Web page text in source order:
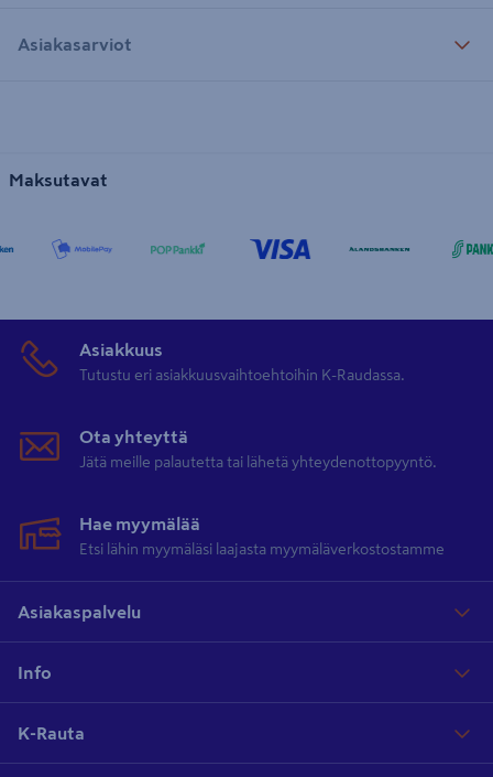
Asiakasarviot
Maksutavat
Asiakkuus
Tutustu eri asiakkuusvaihtoehtoihin K-Raudassa.
Ota yhteyttä
Jätä meille palautetta tai lähetä yhteydenottopyyntö.
Hae myymälää
Etsi lähin myymäläsi laajasta myymäläverkostostamme
Asiakaspalvelu
Info
K-Rauta